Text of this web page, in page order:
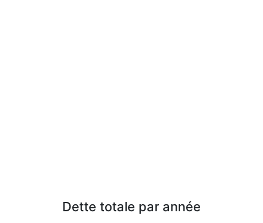
Dette totale par année